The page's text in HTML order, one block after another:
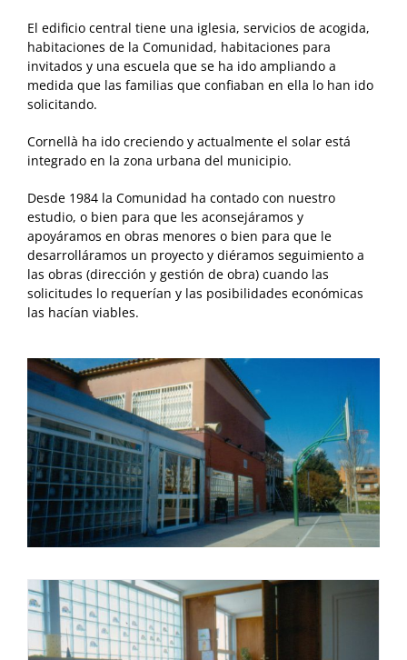
El edificio central tiene una iglesia, servicios de acogida,
habitaciones de la Comunidad, habitaciones para
invitados y una escuela que se ha ido ampliando a
medida que las familias que confiaban en ella lo han ido
solicitando.
Cornellà ha ido creciendo y actualmente el solar está
integrado en la zona urbana del municipio.
Desde 1984 la Comunidad ha contado con nuestro
estudio, o bien para que les aconsejáramos y
apoyáramos en obras menores o bien para que le
desarrolláramos un proyecto y diéramos seguimiento a
las obras (dirección y gestión de obra) cuando las
solicitudes lo requerían y las posibilidades económicas
las hacían viables.